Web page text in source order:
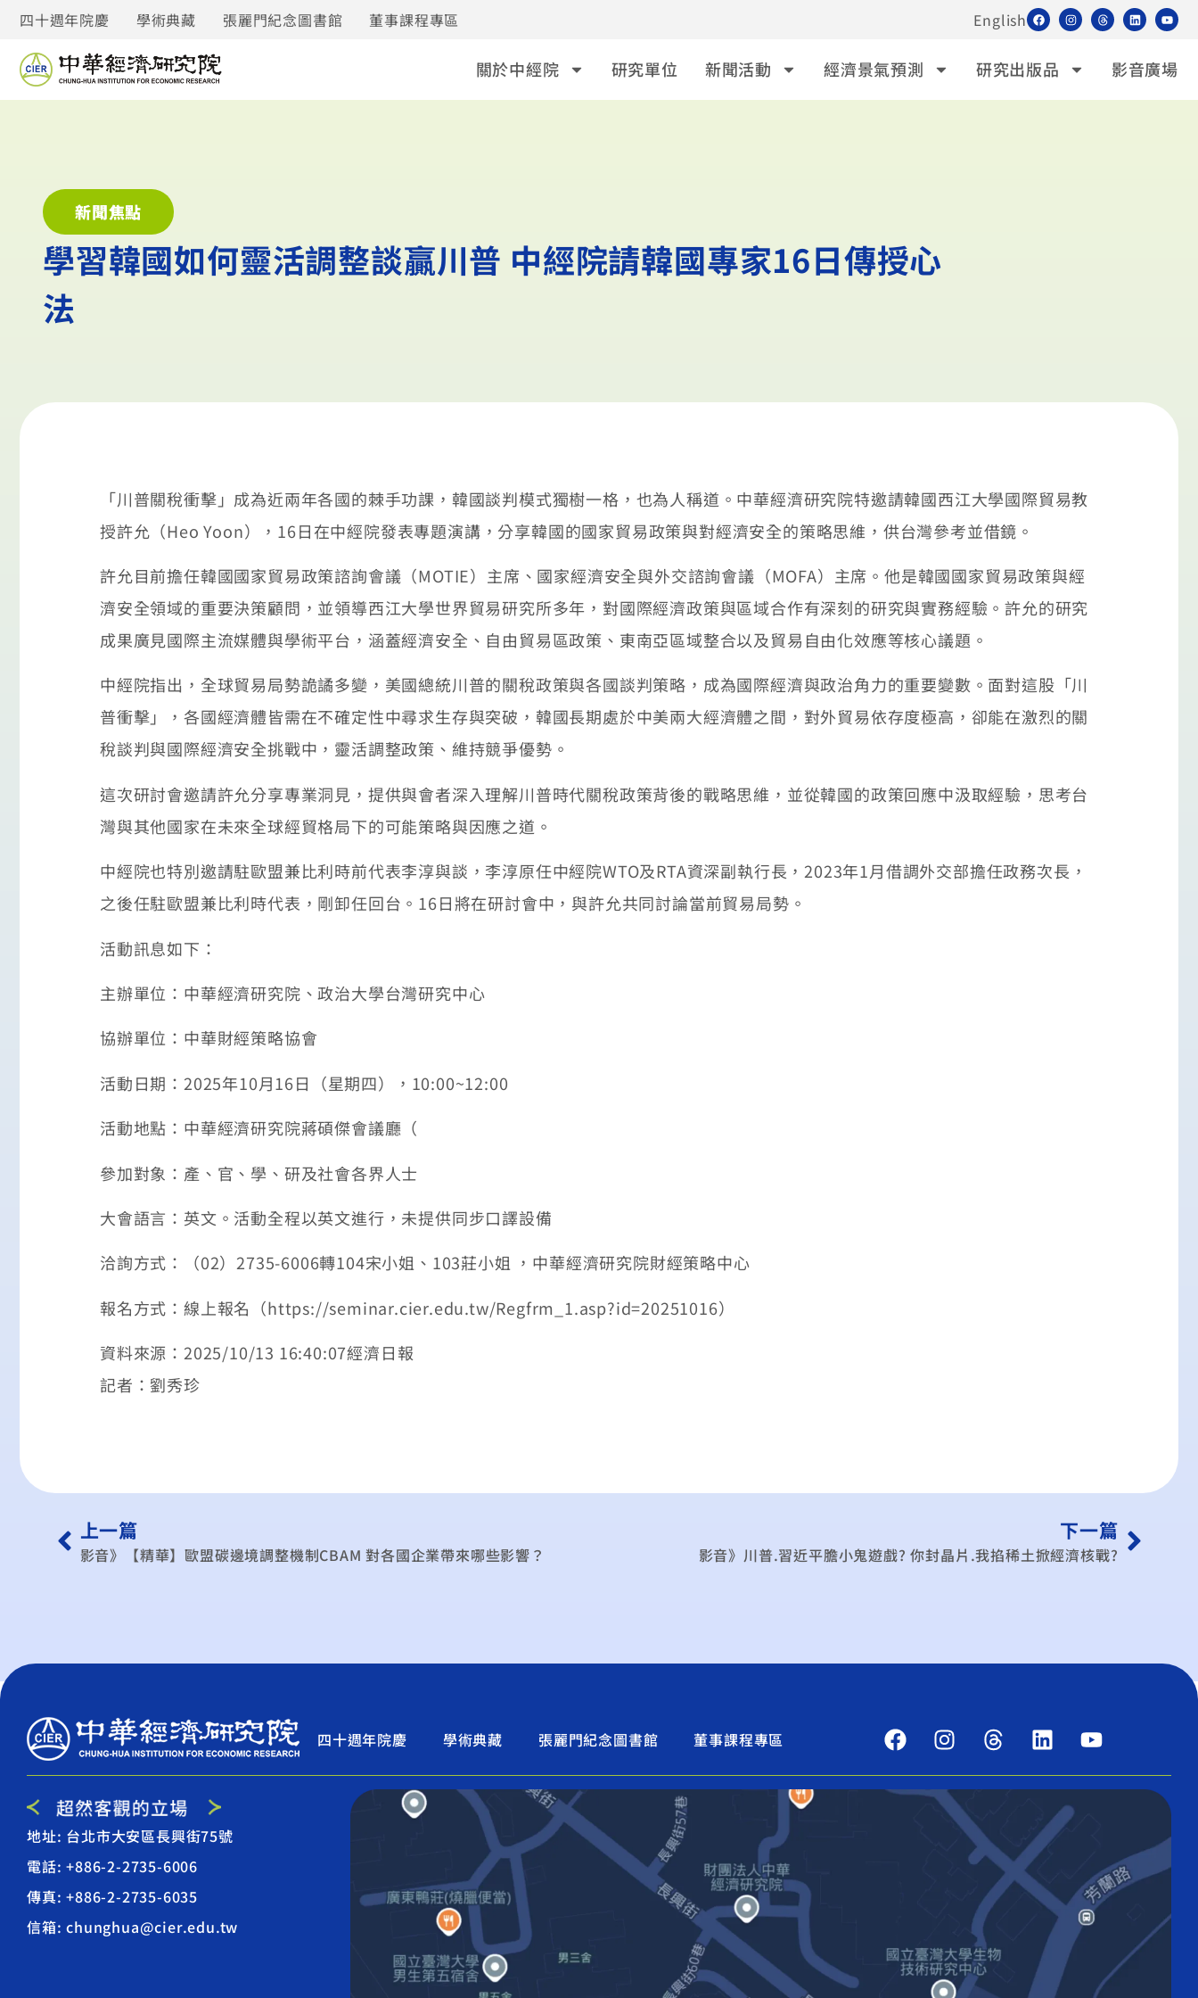
四十週年院慶 學術典藏 張麗門紀念圖書館 董事課程專區 English
關於中經院 研究單位 新聞活動 經濟景氣預測 研究出版品 影音廣場
新聞焦點
學習韓國如何靈活調整談贏川普 中經院請韓國專家16日傳授心
法
「川普關稅衝擊」成為近兩年各國的棘手功課，韓國談判模式獨樹一格，也為人稱道。中華經濟研究院特邀請韓國西江大學國際貿易教
授許允（Heo Yoon），16日在中經院發表專題演講，分享韓國的國家貿易政策與對經濟安全的策略思維，供台灣參考並借鏡。
許允目前擔任韓國國家貿易政策諮詢會議（MOTIE）主席、國家經濟安全與外交諮詢會議（MOFA）主席。他是韓國國家貿易政策與經
濟安全領域的重要決策顧問，並領導西江大學世界貿易研究所多年，對國際經濟政策與區域合作有深刻的研究與實務經驗。許允的研究
成果廣見國際主流媒體與學術平台，涵蓋經濟安全、自由貿易區政策、東南亞區域整合以及貿易自由化效應等核心議題。
中經院指出，全球貿易局勢詭譎多變，美國總統川普的關稅政策與各國談判策略，成為國際經濟與政治角力的重要變數。面對這股「川
普衝擊」，各國經濟體皆需在不確定性中尋求生存與突破，韓國長期處於中美兩大經濟體之間，對外貿易依存度極高，卻能在激烈的關
稅談判與國際經濟安全挑戰中，靈活調整政策、維持競爭優勢。
這次研討會邀請許允分享專業洞見，提供與會者深入理解川普時代關稅政策背後的戰略思維，並從韓國的政策回應中汲取經驗，思考台
灣與其他國家在未來全球經貿格局下的可能策略與因應之道。
中經院也特別邀請駐歐盟兼比利時前代表李淳與談，李淳原任中經院WTO及RTA資深副執行長，2023年1月借調外交部擔任政務次長，
之後任駐歐盟兼比利時代表，剛卸任回台。16日將在研討會中，與許允共同討論當前貿易局勢。
活動訊息如下：
主辦單位：中華經濟研究院、政治大學台灣研究中心
協辦單位：中華財經策略協會
活動日期：2025年10月16日（星期四），10:00~12:00
活動地點：中華經濟研究院蔣碩傑會議廳（
參加對象：產、官、學、研及社會各界人士
大會語言：英文。活動全程以英文進行，未提供同步口譯設備
洽詢方式：（02）2735-6006轉104宋小姐、103莊小姐 ，中華經濟研究院財經策略中心
報名方式：線上報名（https://seminar.cier.edu.tw/Regfrm_1.asp?id=20251016）
資料來源：2025/10/13 16:40:07經濟日報
記者：劉秀珍
上一篇
影音》【精華】歐盟碳邊境調整機制CBAM 對各國企業帶來哪些影響？
下一篇
影音》川普.習近平膽小鬼遊戲? 你封晶片.我掐稀土掀經濟核戰?
四十週年院慶 學術典藏 張麗門紀念圖書館 董事課程專區
地址: 台北市大安區長興街75號
電話: +886-2-2735-6006
傳真: +886-2-2735-6035
信箱: chunghua@cier.edu.tw